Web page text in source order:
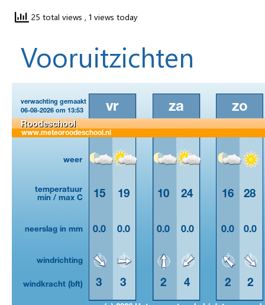
25 total views , 1 views today
Vooruitzichten